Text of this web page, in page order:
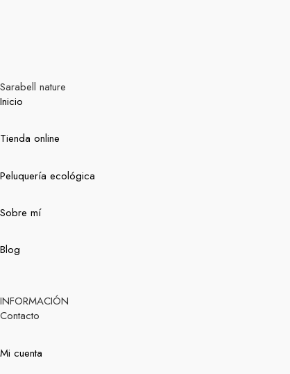
Sarabell nature
Inicio
Tienda online
Peluquería ecológica
Sobre mí
Blog
INFORMACIÓN
Contacto
Mi cuenta